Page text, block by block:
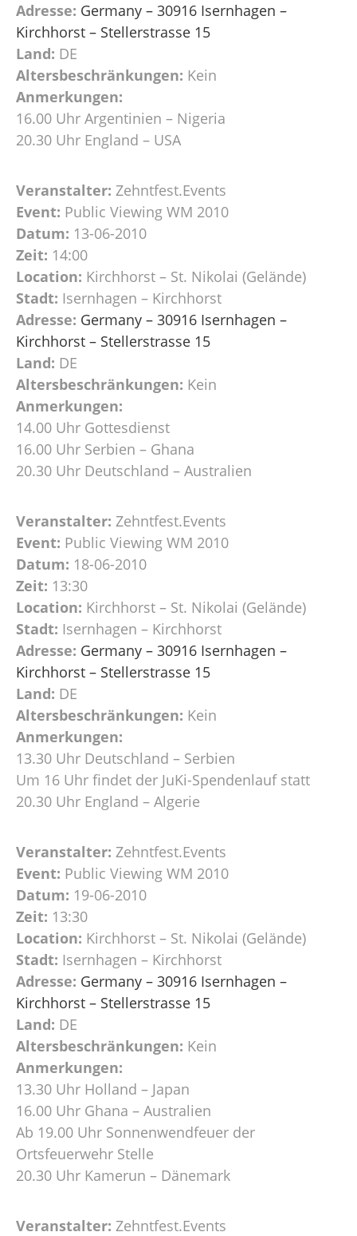
Adresse: Germany – 30916 Isernhagen –
Kirchhorst – Stellerstrasse 15
Land: DE
Altersbeschränkungen: Kein
Anmerkungen:
16.00 Uhr Argentinien – Nigeria
20.30 Uhr England – USA
Veranstalter: Zehntfest.Events
Event: Public Viewing WM 2010
Datum: 13-06-2010
Zeit: 14:00
Location: Kirchhorst – St. Nikolai (Gelände)
Stadt: Isernhagen – Kirchhorst
Adresse: Germany – 30916 Isernhagen –
Kirchhorst – Stellerstrasse 15
Land: DE
Altersbeschränkungen: Kein
Anmerkungen:
14.00 Uhr Gottesdienst
16.00 Uhr Serbien – Ghana
20.30 Uhr Deutschland – Australien
Veranstalter: Zehntfest.Events
Event: Public Viewing WM 2010
Datum: 18-06-2010
Zeit: 13:30
Location: Kirchhorst – St. Nikolai (Gelände)
Stadt: Isernhagen – Kirchhorst
Adresse: Germany – 30916 Isernhagen –
Kirchhorst – Stellerstrasse 15
Land: DE
Altersbeschränkungen: Kein
Anmerkungen:
13.30 Uhr Deutschland – Serbien
Um 16 Uhr findet der JuKi-Spendenlauf statt
20.30 Uhr England – Algerie
Veranstalter: Zehntfest.Events
Event: Public Viewing WM 2010
Datum: 19-06-2010
Zeit: 13:30
Location: Kirchhorst – St. Nikolai (Gelände)
Stadt: Isernhagen – Kirchhorst
Adresse: Germany – 30916 Isernhagen –
Kirchhorst – Stellerstrasse 15
Land: DE
Altersbeschränkungen: Kein
Anmerkungen:
13.30 Uhr Holland – Japan
16.00 Uhr Ghana – Australien
Ab 19.00 Uhr Sonnenwendfeuer der
Ortsfeuerwehr Stelle
20.30 Uhr Kamerun – Dänemark
Veranstalter: Zehntfest.Events